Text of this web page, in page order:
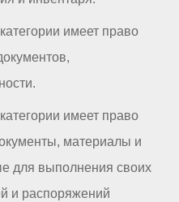
имеет право
имеет право
материалы и
для выполнения своих
и распоряжений